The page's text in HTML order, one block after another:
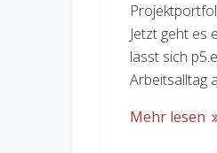
Jetzt geht es
lässt sich
Arbeitsalltag
Mehr lesen